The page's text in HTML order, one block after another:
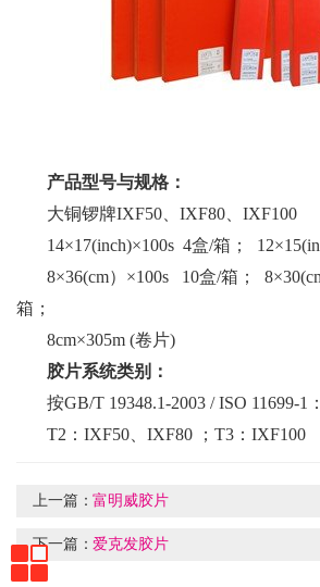
产品型号与规格：
大铜锣牌IXF50、IXF80、IXF100
14×17(inch)×100s 4盒/箱；
8×36(cm）×100s 10盒/箱；
箱；
8cm×305m (卷片)
胶片系统类别：
按GB/T 19348.1-2003 / ISO 11699-1
T2：IXF50、IXF80 ；T3：IXF100
上一篇：富明威胶片
下一篇：爱克发胶片